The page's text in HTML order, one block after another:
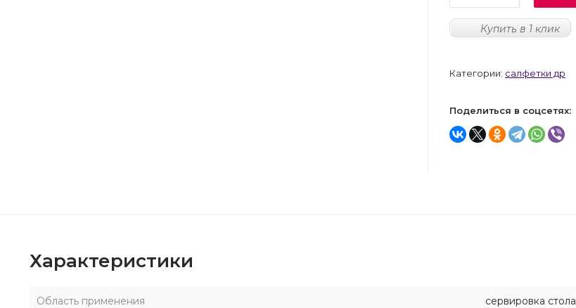
Купить в 1 клик
Категории: салфетки др
Поделиться в соцсетях:
Характеристики
Область применения сервировка стола